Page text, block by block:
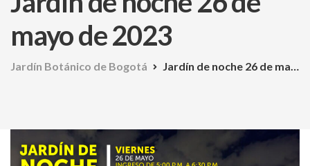
mayo de 2023
Jardín Botánico de Bogotá Jardín de noche 26 de mayo de 2023